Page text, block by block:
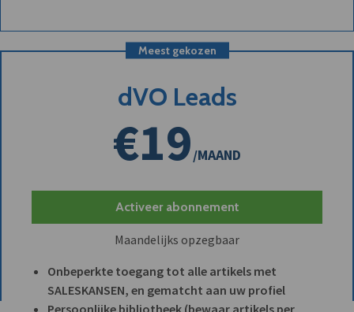
Meest gekozen
dVO Leads
€19/MAAND
Activeer abonnement
Maandelijks opzegbaar
Onbeperkte toegang tot alle artikels met
SALESKANSEN, en gematcht aan uw profiel